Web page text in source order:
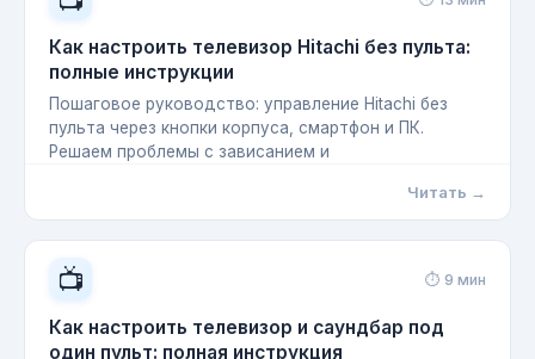
Как настроить телевизор Hitachi без пульта:
полные инструкции
Пошаговое руководство: управление Hitachi без
пульта через кнопки корпуса, смартфон и ПК.
Решаем проблемы с зависанием и
Читать →
📺 ⏱ 9 мин
Как настроить телевизор и саундбар под
один пульт: полная инструкция